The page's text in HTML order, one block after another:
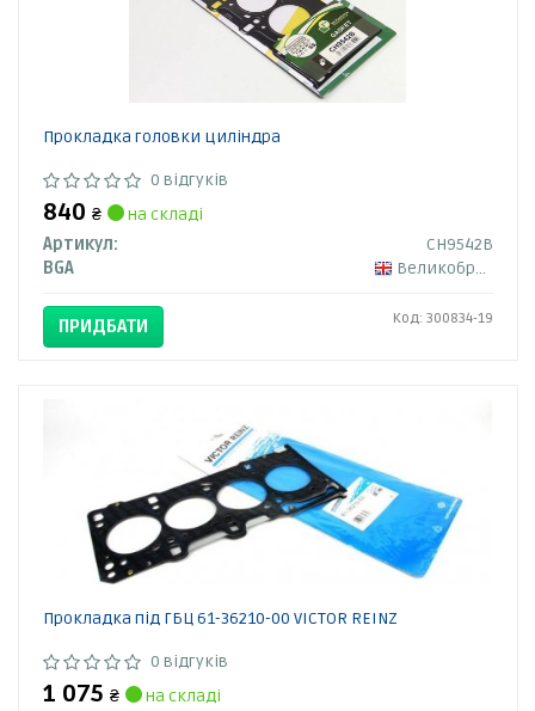
Прокладка головки циліндра
0 відгуків
840 ₴
на складі
Артикул:
CH9542B
BGA
Великобританія
ПРИДБАТИ Код: 300834-19
Прокладка під ГБЦ 61-36210-00 VICTOR REINZ
0 відгуків
1 075 ₴
на складі